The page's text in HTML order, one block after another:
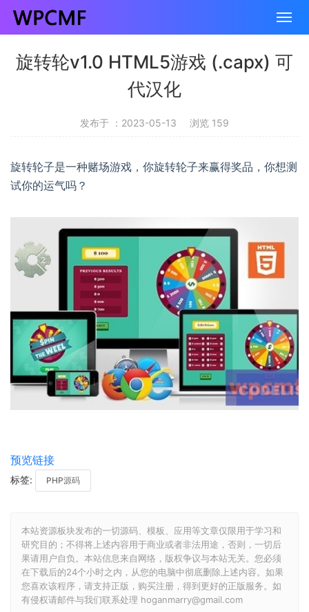
旋转轮v1.0 HTML5游戏 (.capx) 可
代汉化
发布于 ：2023-05-13 浏览 159
旋转轮子是一种赌场游戏，你旋转轮子来赢得奖品，你想测
试你的运气吗？
预览链接
标签: PHP源码
本站资源板块发布的一切源码、模板、应用等文章仅限用于学习和
研究目的；不得将上述内容用于商业或者非法用途，否则，一切后
果请用户自负。本站信息来自网络，版权争议与本站无关。您必须
在下载后的24个小时之内，从您的电脑中彻底删除上述内容。如果
您喜欢该程序，请支持正版，购买注册，得到更好的正版服务。如
有侵权请邮件与我们联系处理 hoganmarry@gmail.com